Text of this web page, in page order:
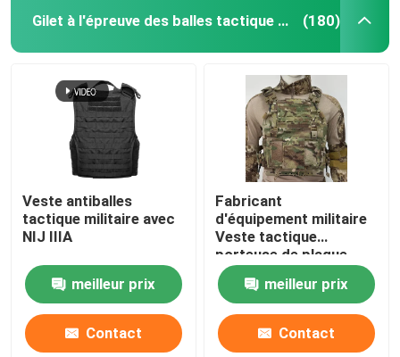
Gilet à l'épreuve des balles tactique militaire (180)
Veste antiballes
tactique militaire avec
NIJ IIIA
meilleur prix
Contact
Fabricant
d'équipement militaire
Veste tactique
porteuse de plaque
anti-balles avec
normes militaires NIJ
IIIA
meilleur prix
Contact